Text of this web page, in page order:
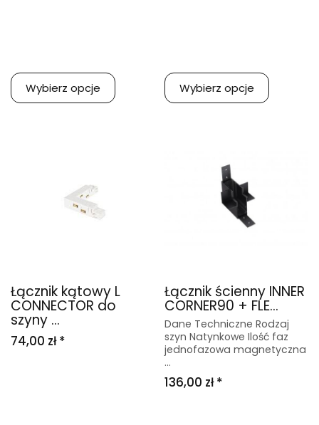
Wybierz opcje Wybierz opcje
Łącznik kątowy L
CONNECTOR do
szyny ...
74,00 zł *
Łącznik ścienny INNER
CORNER90 + FLE...
Dane Techniczne Rodzaj
szyn Natynkowe Ilość faz
jednofazowa magnetyczna
...
136,00 zł *